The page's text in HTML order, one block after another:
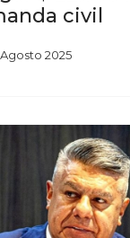
civil
2025